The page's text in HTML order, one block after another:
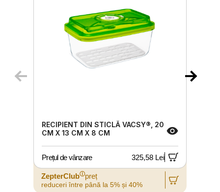
RECIPIENT DIN STICLĂ VACSY®, 20
CM X 13 CM X 8 CM
Prețul de vânzare 325,58 Lei
ZepterClubⓘpreț
reduceri între până la 5% și 40%